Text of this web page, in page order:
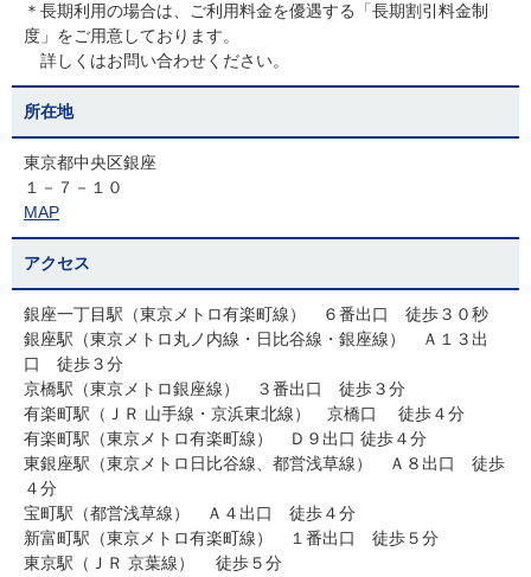
＊長期利用の場合は、ご利用料金を優遇する「長期割引料金制
度」をご用意しております。
詳しくはお問い合わせください。
所在地
東京都中央区銀座
１－７－１０
MAP
アクセス
銀座一丁目駅（東京メトロ有楽町線） ６番出口 徒歩３０秒
銀座駅（東京メトロ丸ノ内線・日比谷線・銀座線） Ａ１３出
口 徒歩３分
京橋駅（東京メトロ銀座線） ３番出口 徒歩３分
有楽町駅（ＪＲ 山手線・京浜東北線） 京橋口 徒歩４分
有楽町駅（東京メトロ有楽町線） Ｄ９出口 徒歩４分
東銀座駅（東京メトロ日比谷線、都営浅草線） Ａ８出口 徒歩
４分
宝町駅（都営浅草線） Ａ４出口 徒歩４分
新富町駅（東京メトロ有楽町線） １番出口 徒歩５分
東京駅（ＪＲ 京葉線） 徒歩５分